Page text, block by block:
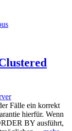
Fälle ein korrekt
hierfür. Wenn
BY ausführt,